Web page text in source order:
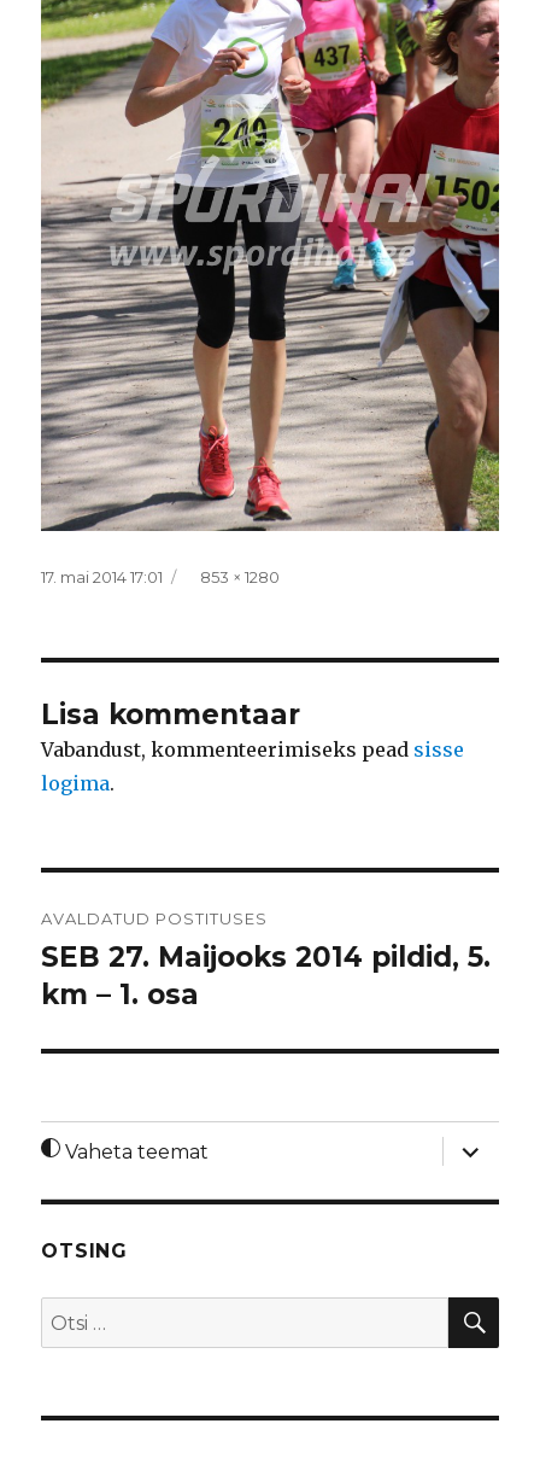
Postitatud
17. mai 2014 17:01 Täissuurus
853 × 1280
Lisa kommentaar
Vabandust, kommenteerimiseks pead sisse
logima.
AVALDATUD POSTITUSES
SEB 27. Maijooks 2014 pildid, 5.
km – 1. osa
Vaheta teemat
laienda
OTSING
Otsi: